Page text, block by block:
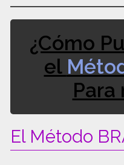
¿Cómo
el
Para
El Método